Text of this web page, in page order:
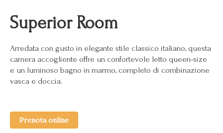
Superior Room
Arredata con gusto in elegante stile classico italiano, questa
camera accogliente offre un confortevole letto queen-size
e un luminoso bagno in marmo, completo di combinazione
vasca e doccia.
Prenota online